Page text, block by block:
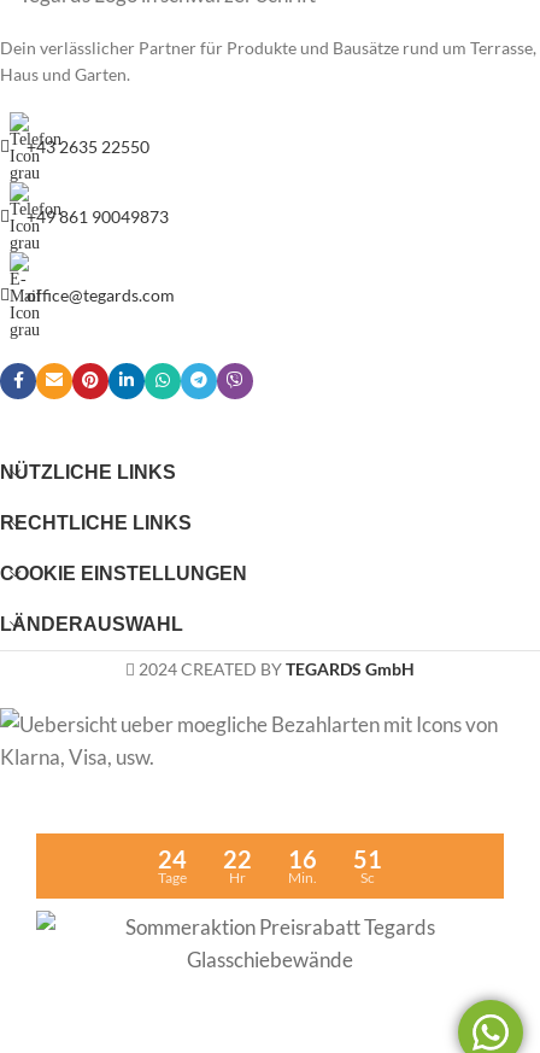
Dein verlässlicher Partner für Produkte und Bausätze rund um Terrasse,
Haus und Garten.
+43 2635 22550
+49 861 90049873
office@tegards.com
NÜTZLICHE LINKS
RECHTLICHE LINKS
COOKIE EINSTELLUNGEN
LÄNDERAUSWAHL
2024 CREATED BYTEGARDS GmbH
24
Tage
22
Hr
16
Min.
51
Sc